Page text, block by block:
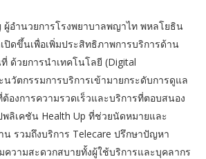
ผู้อำนวยการโรงพยาบาลพญาไท พหลโยธิน
ปิดขึ้นเพื่อเพิ่มประสิทธิภาพการบริการด้าน
ด้วยการนำเทคโนโลยี (Digital
วัตกรรมการบริการเข้ามายกระดับการดูแล
องการความรวดเร็วและบริการที่ตอบสนอง
ลิเคชัน Health Up ที่ช่วยนัดหมายและ
รวมถึงบริการ Telecare ปรึกษาปัญหา
ความสะดวกสบายทั้งผู้ใช้บริการและบุคลากร